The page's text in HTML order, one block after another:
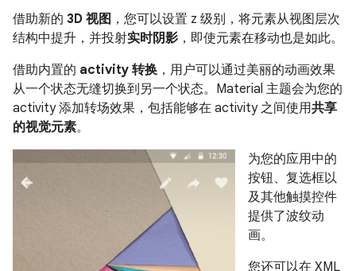
借助新的 3D 视图 ，您可以设置 z 级别，将元素从视图层次
结构中提升，并投射实时阴影 ，即使元素在移动也是如此。
借助内置的 activity 转换 ，用户可以通过美丽的动画效果
从一个状态无缝切换到另一个状态。Material 主题会为您的
activity 添加转场效果，包括能够在 activity 之间使用共享
的视觉元素。
为您的应用中的
按钮、复选框以
及其他触摸控件
提供了波纹动
画。
您还可以在 XML